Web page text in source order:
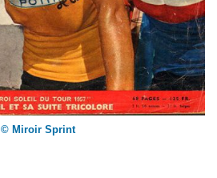
© Miroir Sprint